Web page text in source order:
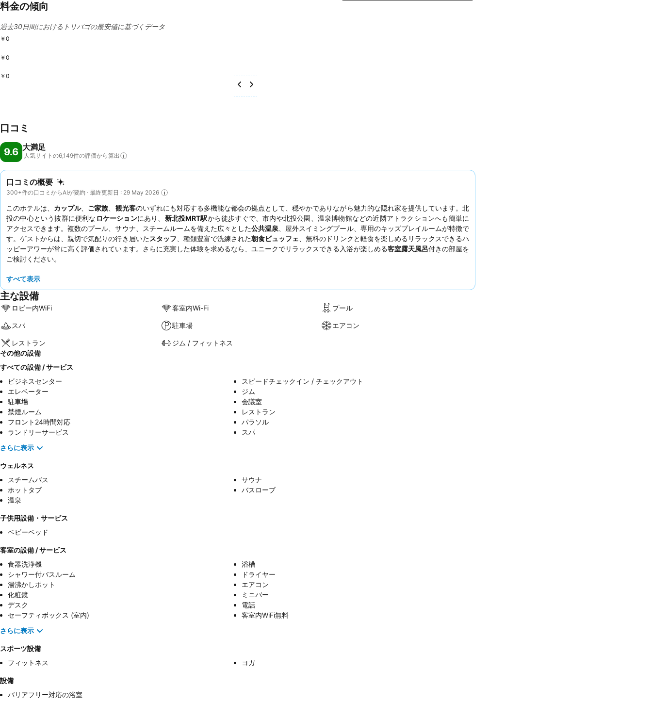
料金の傾向
過去30日間におけるトリバゴの最安値に基づくデータ
￥0
￥0
￥0
口コミ
9.6 大満足
人気サイトの6,149件の評価から算出
口コミの概要
300+件の口コミからAIが要約 · 最終更新日 : 29 May 2026
このホテルは、 カップル、 ご家族 観光客のいずれにも対応する多機能な都会の拠点として、穏やかでありながら魅力的な隠れ家を提供しています。北
投の中心という抜群に便利な ロケーションにあり、 新北投MRT駅から徒歩すぐで、市内や北投公園、温泉博物館などの近隣アトラクションへも簡単に
アクセスできます。複数のプール、サウナ、スチームルームを備えた広々とした公共温泉 、屋外スイミングプール、専用のキッズプレイルームが特徴で
す。ゲストからは、親切で気配りの行き届いたスタッフ 、種類豊富で洗練された朝食ビュッフェ 、無料のドリンクと軽食を楽しめるリラックスできるハ
ッピーアワーが常に高く評価されています。さらに充実した体験を求めるなら、ユニークでリラックスできる入浴が楽しめる客室露天風呂付きの部屋を
ご検討ください。
すべて表示
主な設備
ロビー内WiFi 客室内Wi-Fi プール
スパ 駐車場 エアコン
レストラン
ジム / フィットネス
その他の設備
すべての設備 / サービス
ビジネスセンター
スピードチェックイン / チェックアウト
エレベーター
ジム
駐車場
会議室
禁煙ルーム
レストラン
フロント24時間対応
パラソル
ランドリーサービス
スパ
さらに表示
ウェルネス
スチームバス
サウナ
ホットタブ
バスローブ
温泉
子供用設備・サービス
ベビーベッド
客室の設備 / サービス
食器洗浄機
浴槽
シャワー付バスルーム
ドライヤー
湯沸かしポット
エアコン
化粧鏡
ミニバー
デスク
電話
セーフティボックス (室内)
客室内WiFi無料
さらに表示
スポーツ設備
フィットネス
ヨガ
設備
バリアフリー対応の浴室